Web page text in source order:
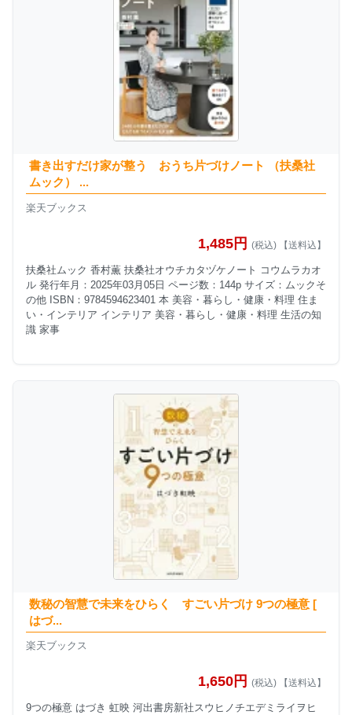
書き出すだけ家が整う おうち片づけノート （扶桑社
ムック） ...
楽天ブックス
1,485円 (税込) 【送料込】
扶桑社ムック 香村薫 扶桑社オウチカタヅケノート コウムラカオ
ル 発行年月：2025年03月05日 ページ数：144p サイズ：ムックそ
の他 ISBN：9784594623401 本 美容・暮らし・健康・料理 住ま
い・インテリア インテリア 美容・暮らし・健康・料理 生活の知
識 家事
数秘の智慧で未来をひらく すごい片づけ 9つの極意 [
はづ...
楽天ブックス
1,650円 (税込) 【送料込】
9つの極意 はづき 虹映 河出書房新社スウヒノチエデミライヲヒ